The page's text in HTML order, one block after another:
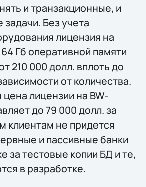
и транзакционные, и
задачи. Без учета
лицензия на
Гб оперативной памяти
210 000 долл. вплоть до
от количества.
лицензии на BW-
до 79 000 долл. за
клиентам не придется
и пассивные банки
за тестовые копии БД и те,
в разработке.